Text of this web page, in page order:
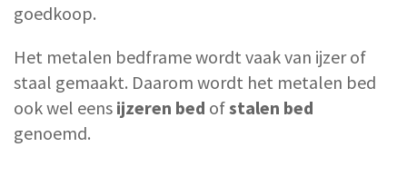
goedkoop.
Het metalen bedframe wordt vaak van ijzer of
staal gemaakt. Daarom wordt het metalen bed
ook wel eens ijzeren bed ofstalen bed
genoemd.